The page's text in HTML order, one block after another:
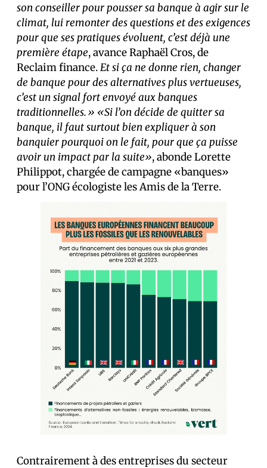
son conseiller pour pousser sa banque à agir sur le
climat, lui remonter des questions et des exigences
pour que ses pratiques évoluent, c’est déjà une
première étape, avance Raphaël Cros, de
Reclaim finance.Et si ça ne donne rien, changer
de banque pour des alternatives plus vertueuses,
c’est un signal fort envoyé aux banques
traditionnelles.» «Si l’on décide de quitter sa
banque, il faut surtout bien expliquer à son
banquier pourquoi on le fait, pour que ça puisse
avoir un impact par la suite», abonde Lorette
Philippot, chargée de campagne «banques»
pour l’ONG écologiste les Amis de la Terre.
Contrairement à des entreprises du secteur